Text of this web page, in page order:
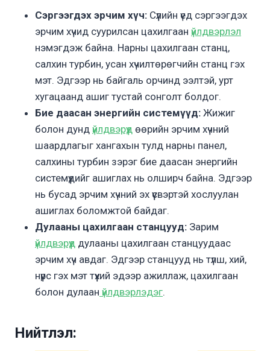
Сэргээгдэх эрчим хүч: Сүүлийн үед сэргээгдэх
эрчим хүчид суурилсан цахилгаан үйлдвэрлэл
нэмэгдэж байна. Нарны цахилгаан станц,
салхин турбин, усан хүчилтөрөгчийн станц гэх
мэт. Эдгээр нь байгаль орчинд ээлтэй, урт
хугацаанд ашиг тустай сонголт болдог.
Бие даасан энергийн системүүд: Жижиг
болон дунд үйлдвэрүүд өөрийн эрчим хүчний
шаардлагыг хангахын тулд нарны панел,
салхины турбин зэрэг бие даасан энергийн
системүүдийг ашиглах нь олширч байна. Эдгээр
нь бусад эрчим хүчний эх үүсвэртэй хослуулан
ашиглах боломжтой байдаг.
Дулааны цахилгаан станцууд: Зарим
үйлдвэрүүд дулааны цахилгаан станцуудаас
эрчим хүч авдаг. Эдгээр станцууд нь түлш, хий,
нүүрс гэх мэт түүхий эдээр ажиллаж, цахилгаан
болон дулаан үйлдвэрлэдэг.
Нийтлэл: